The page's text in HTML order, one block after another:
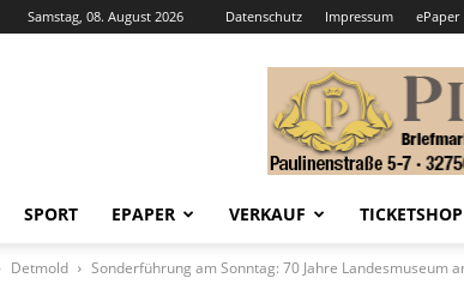
Samstag, 08. August 2026 Datenschutz Impressum ePaper
SPORT EPAPER VERKAUF TICKETSHOP
Detmold Sonderführung am Sonntag: 70 Jahre Landesmuseum